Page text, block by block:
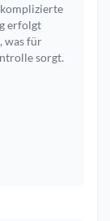
erfolgt
was für
sorgt.